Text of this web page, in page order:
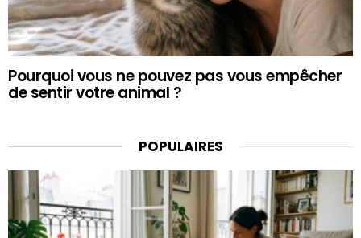
Pourquoi vous ne pouvez pas vous empêcher
de sentir votre animal ?
POPULAIRES